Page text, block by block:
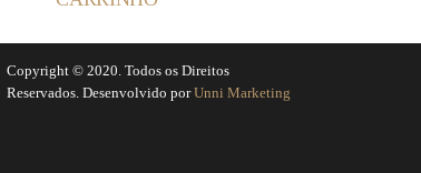
Copyright © 2020. Todos os Direitos
Reservados. Desenvolvido porUnni Marketing